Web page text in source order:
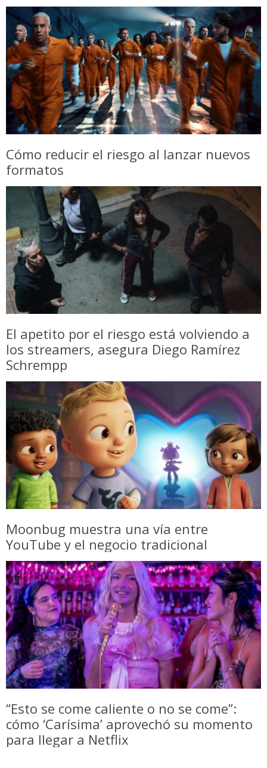
Cómo reducir el riesgo al lanzar nuevos
formatos
El apetito por el riesgo está volviendo a
los streamers, asegura Diego Ramírez
Schrempp
Moonbug muestra una vía entre
YouTube y el negocio tradicional
“Esto se come caliente o no se come”:
cómo ‘Carísima’ aprovechó su momento
para llegar a Netflix